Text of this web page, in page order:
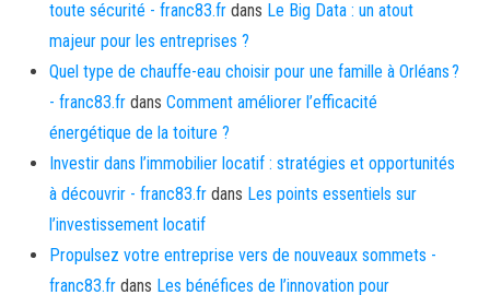
toute sécurité - franc83.fr dans Le Big Data : un atout
majeur pour les entreprises ?
Quel type de chauffe-eau choisir pour une famille à Orléans ?
- franc83.fr dans Comment améliorer l’efficacité
énergétique de la toiture ?
Investir dans l’immobilier locatif : stratégies et opportunités
à découvrir - franc83.fr dans Les points essentiels sur
l’investissement locatif
Propulsez votre entreprise vers de nouveaux sommets -
franc83.fr dans Les bénéfices de l’innovation pour